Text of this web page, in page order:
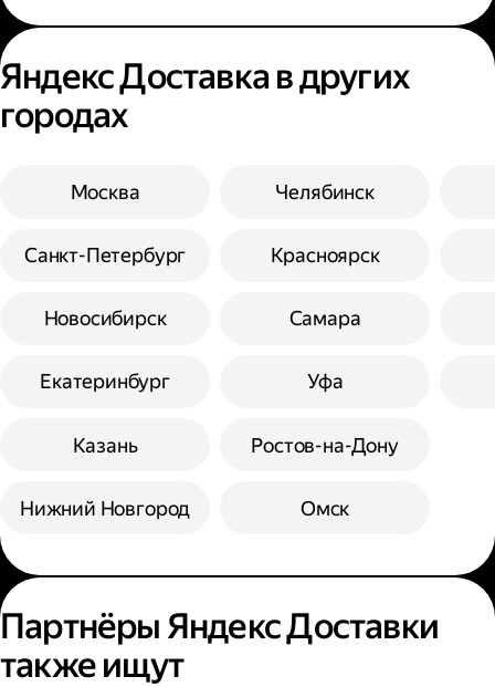
Яндекс Доставка в других
городах
Москва
Санкт-Петербург
Новосибирск
Екатеринбург
Казань
Нижний Новгород
Челябинск
Красноярск
Самара
Уфа
Ростов-на-Дону
Омск
Партнёры Яндекс Доставки
также ищут